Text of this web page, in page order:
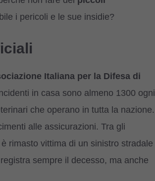
i pericoli e le sue insidie?
Italiana per la Difesa di
in casa sono almeno 1300 ogni
che operano in tutta la nazione.
alle assicurazioni. Tra gli
rimasto vittima di un sinistro stradale
sempre il decesso, ma anche